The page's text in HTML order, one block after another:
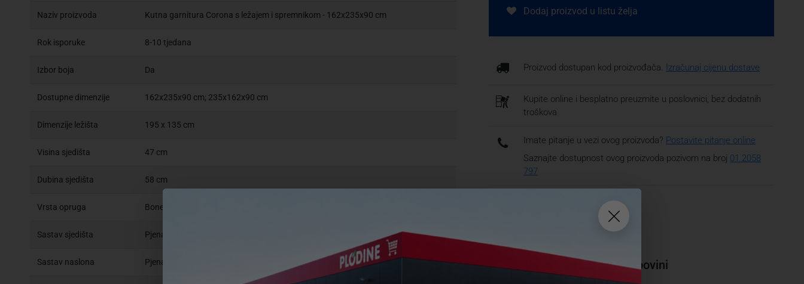
Naziv proizvoda Kutna garnitura Corona s ležajem i spremnikom - 162x235x90 cm
Rok isporuke 8-10 tjedana
Izbor boja Da
Dostupne dimenzije 162x235x90 cm; 235x162x90 cm
Dimenzije ležišta 195 x 135 cm
Visina sjedišta 47 cm
Dubina sjedišta 58 cm
Vrsta opruga Bonell
Sastav sjedišta Pjena T3040
Sastav naslona Pjena T2542
Dodaj proizvod u listu želja
Proizvod dostupan kod proizvođača. Izračunaj cijenu dostave
Kupite online i besplatno preuzmite u poslovnici, bez dodatnih
troškova
Imate pitanje u vezi ovog proizvoda? Postavite pitanje online
Saznajte dostupnost ovog proizvoda pozivom na broj 01 2058
797
01 2058 797
Česta pitanja i pomoć pri kupovini